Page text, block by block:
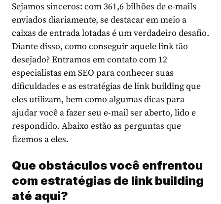
Sejamos sinceros: com 361,6 bilhões de e-mails
enviados diariamente, se destacar em meio a
caixas de entrada lotadas é um verdadeiro desafio.
Diante disso, como conseguir aquele link tão
desejado? Entramos em contato com 12
especialistas em SEO para conhecer suas
dificuldades e as estratégias de link building que
eles utilizam, bem como algumas dicas para
ajudar você a fazer seu e-mail ser aberto, lido e
respondido. Abaixo estão as perguntas que
fizemos a eles.
Que obstáculos você enfrentou
com estratégias de link building
até aqui?